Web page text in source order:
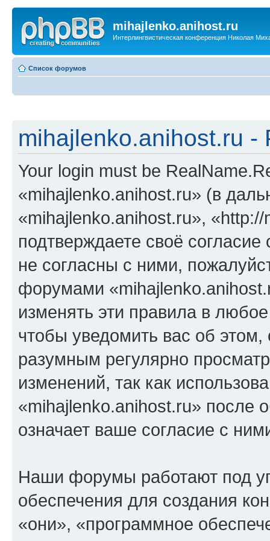
mihajlenko.anihost.ru
Интерлингвистическая конференция Николая
Список форумов
mihajlenko.anihost.ru -
Your login must be
«mihajlenko.anihost.ru» (в
«mihajlenko.anihost.ru»,
подтверждаете своё
не согласны с ними,
форумами
изменять эти правила в
чтобы уведомить вас об
разумным регулярно
изменений, так как
«mihajlenko.anihost.ru» после
означает ваше согласие с
Наши форумы работают под
обеспечения для создания
«они», «программное